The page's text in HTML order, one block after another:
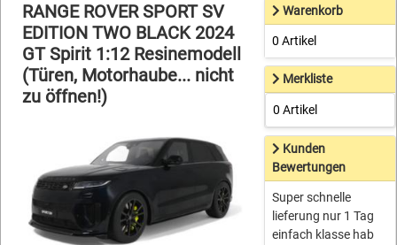
RANGE ROVER SPORT SV
EDITION TWO BLACK 2024
GT Spirit 1:12 Resinemodell
(Türen, Motorhaube... nicht
zu öffnen!)
Warenkorb
0 Artikel
Merkliste
0 Artikel
Kunden
Bewertungen
Super schnelle
lieferung nur 1 Tag
einfach klasse hab